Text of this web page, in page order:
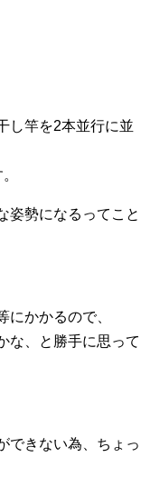
し竿を2本並行に並
姿勢になるってこと
にかかるので、
な、と勝手に思って
できない為、ちょっ